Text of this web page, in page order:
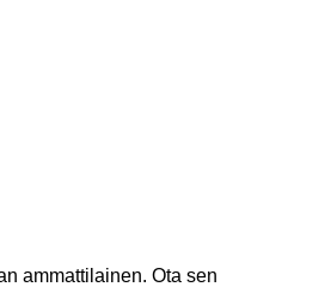
ammattilainen. Ota sen